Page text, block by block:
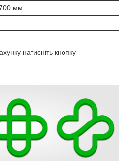
мм
натисніть кнопку